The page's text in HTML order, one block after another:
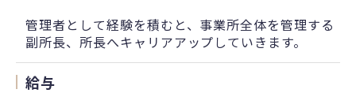
管理者として経験を積むと、事業所全体を管理する
副所長、所長へキャリアアップしていきます。
給与